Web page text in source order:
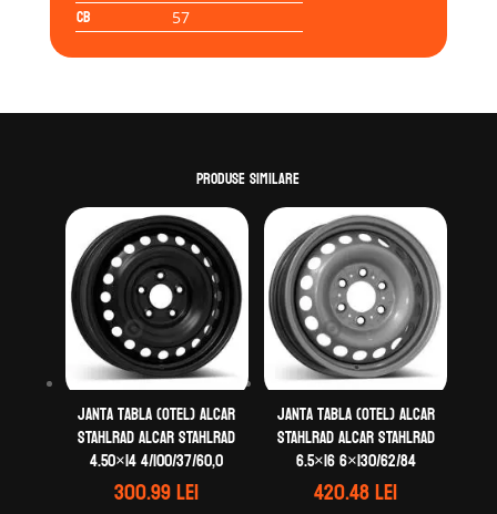
CB
57
Produse similare
Janta tabla (otel) ALCAR
STAHLRAD ALCAR STAHLRAD
4.50×14 4/100/37/60,0
300.99lei
Janta tabla (otel) ALCAR
STAHLRAD ALCAR STAHLRAD
6.5×16 6×130/62/84
420.48lei